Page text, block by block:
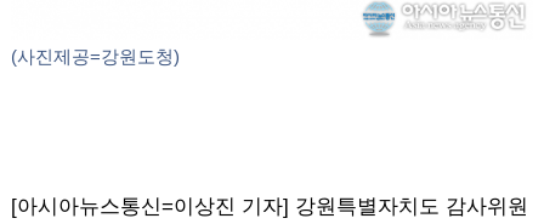
(사진제공=강원도청)
[아시아뉴스통신=이상진 기자] 강원특별자치도 감사위원